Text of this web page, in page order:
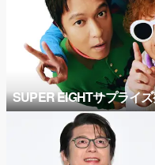
SUPER EIGHTサプライ